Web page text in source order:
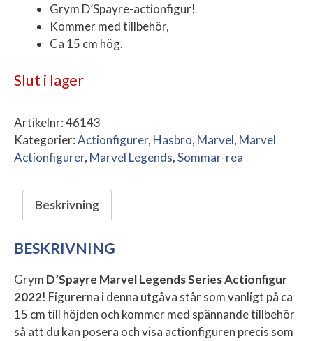
ursprungliga
349,00 kr.
nuvarande
269,00 kr.
Grym D’Spayre-actionfigur!
Kommer med tillbehör,
Ca 15 cm hög.
Slut i lager
Artikelnr:46143
Kategorier:Actionfigurer, Hasbro, Marvel, Marvel
Actionfigurer, Marvel Legends,Sommar-rea
Beskrivning
BESKRIVNING
Grym D’Spayre Marvel Legends Series Actionfigur
2022! Figurerna i denna utgåva står som vanligt på ca
15 cm till höjden och kommer med spännande tillbehör
så att du kan posera och visa actionfiguren precis som